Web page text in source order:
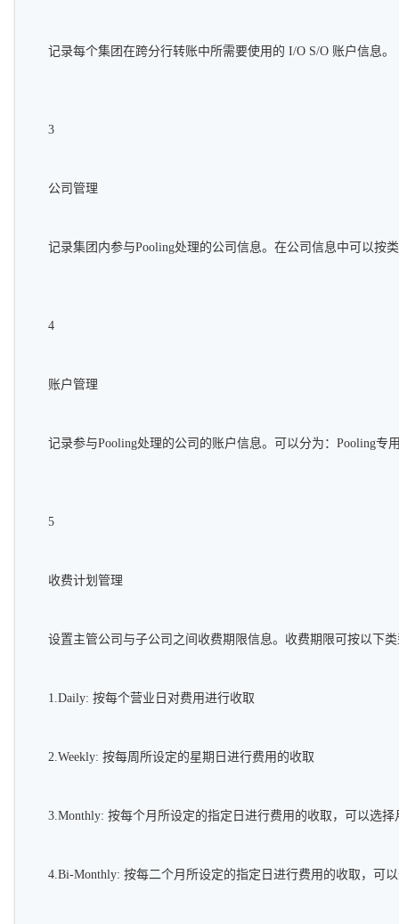
记录每个集团在跨分行转账中所需要使用的 I/O S/O 账户信息。
3
公司管理
记录集团内参与Pooling处理的公司信息。在公司信息中可以按
4
账户管理
记录参与Pooling处理的公司的账户信息。可以分为：Pooling专
5
收费计划管理
设置主管公司与子公司之间收费期限信息。收费期限可按以下
1.Daily: 按每个营业日对费用进行收取
2.Weekly: 按每周所设定的星期日进行费用的收取
3.Monthly: 按每个月所设定的指定日进行费用的收取，可以选择
4.Bi-Monthly: 按每二个月所设定的指定日进行费用的收取，可